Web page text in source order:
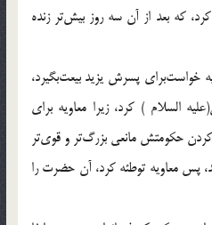
كه بعد از آن سه روز بيش‌تر زنده
خواست‌براى پسرش يزيد بيعت‌بگيرد،
السلام )‌ كرد، زيرا معاويه براى
حكومتش مانعى بزرگ‌تر و قوى‌تر
پس معاويه توطئه كرد، آن حضرت را